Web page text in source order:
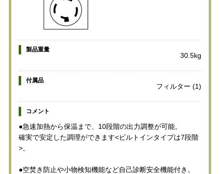
製品重量
30.5kg
付属品
フィルター (1)
コメント
●急速加熱から保温まで、10段階の出力調整が可能。
確実で安定した調理ができます<ビルトインタイプは7段階
>。
●空焚き防止や小物検知機能など自己診断安全機能付き。